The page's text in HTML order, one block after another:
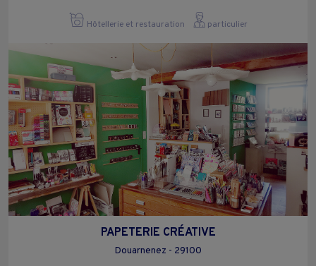
Hôtellerie et restauration particulier
PAPETERIE CRÉATIVE
Douarnenez - 29100